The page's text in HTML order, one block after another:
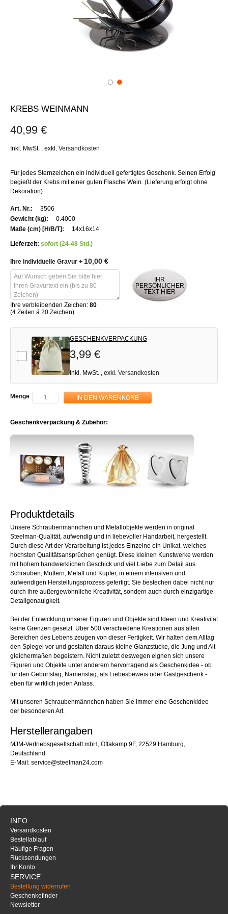
KREBS WEINMANN
40,99 €
Inkl. MwSt. exkl. Versandkosten
Für jedes Sternzeichen ein individuell gefertigtes Geschenk. Seinen Erfolg
begießt der Krebs mit einer guten Flasche Wein. (Lieferung erfolgt ohne
Dekoration)
Weitere
Informationen
3506
0.4000
14x16x14
Lieferzeit: sofort (24-48 Std.)
Ihre individuelle Gravur + 10,00 €
IHR
PERSÖNLICHER
TEXT HIER
Ihre verbleibenden Zeichen: 80
(4 Zeilen á 20 Zeichen)
Add-on
GESCHENKVERPACKUNG
3,99 €
Inkl. MwSt. , exkl. Versandkosten
Menge IN DEN WARENKORB
Geschenkverpackung & Zubehör:
Produktdetails
Unsere Schraubenmännchen und Metallobjekte werden in original
Steelman-Qualität, aufwendig und in liebevoller Handarbeit, hergestellt.
Durch diese Art der Verarbeitung ist jedes Einzelne ein Unikat, welches
höchsten Qualitätsansprüchen genügt. Diese kleinen Kunstwerke werden
mit hohem handwerklichen Geschick und viel Liebe zum Detail aus
Schrauben, Muttern, Metall und Kupfer, in einem intensiven und
aufwendigen Herstellungsprozess gefertigt. Sie bestechen dabei nicht nur
durch ihre außergewöhnliche Kreativität, sondern auch durch einzigartige
Detailgenauigkeit.
Bei der Entwicklung unserer Figuren und Objekte sind Ideen und Kreativität
keine Grenzen gesetzt. Über 500 verschiedene Kreationen aus allen
Bereichen des Lebens zeugen von dieser Fertigkeit. Wir halten dem Alltag
den Spiegel vor und gestalten daraus kleine Glanzstücke, die Jung und Alt
gleichermaßen begeistern. Nicht zuletzt deswegen eignen sich unsere
Figuren und Objekte unter anderem hervorragend als Geschenkidee - ob
für den Geburtstag, Namenstag, als Liebesbeweis oder Gastgeschenk -
eben für wirklich jeden Anlass.
Mit unseren Schraubenmännchen haben Sie immer eine Geschenkidee
der besonderen Art.
Herstellerangaben
MJM-Vertriebsgesellschaft mbH, Offakamp 9F, 22529 Hamburg,
Deutschland
E-Mail: service@steelman24.com
INFO
Versandkosten
Bestellablauf
Häufige Fragen
Rücksendungen
Ihr Konto
SERVICE
Bestellung widerrufen
Geschenkefinder
Newsletter